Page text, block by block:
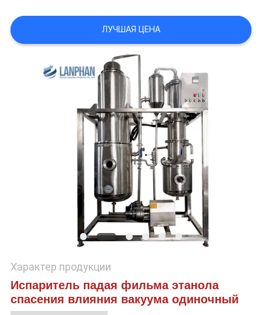
ЦИТАТУ
САЙТА
ПОЛИТИКА
КОНФИДЕНЦИАЛЬНОСТИ
ЛУЧШАЯ ЦЕНА
Характер продукции
Испаритель падая фильма этанола
спасения влияния вакуума одиночный